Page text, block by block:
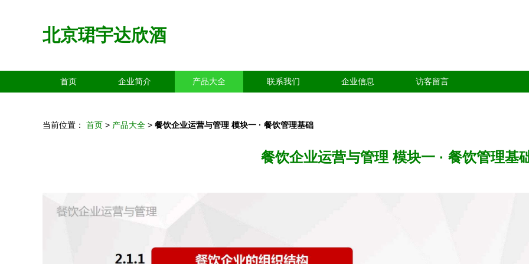
北京珺宇达欣酒
首页 企业简介 产品大全 联系我们 企业信息 访客留言
当前位置： 首页 > 产品大全 > 餐饮企业运营与管理 模块一 · 餐饮管理基础
餐饮企业运营与管理 模块一 · 餐饮管理基